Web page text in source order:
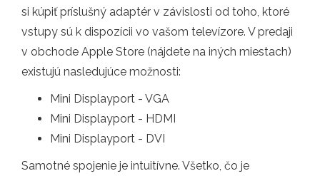
si kúpiť príslušný adaptér v závislosti od toho, ktoré
vstupy sú k dispozícii vo vašom televízore. V predaji
v obchode Apple Store (nájdete na iných miestach)
existujú nasledujúce možnosti:
Mini Displayport - VGA
Mini Displayport - HDMI
Mini Displayport - DVI
Samotné spojenie je intuitívne. Všetko, čo je